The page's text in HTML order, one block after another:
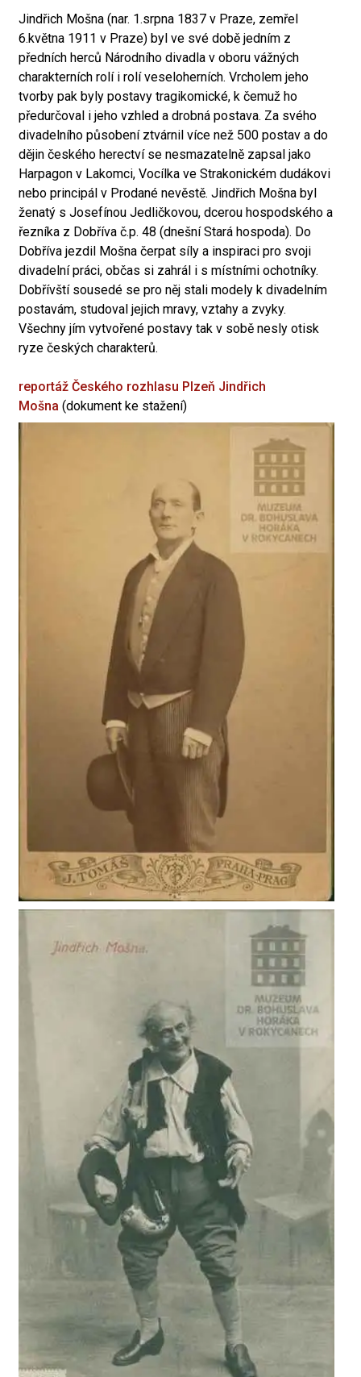
Jindřich Mošna (nar. 1.srpna 1837 v Praze, zemřel
6.května 1911 v Praze) byl ve své době jedním z
předních herců Národního divadla v oboru vážných
charakterních rolí i rolí veseloherních. Vrcholem jeho
tvorby pak byly postavy tragikomické, k čemuž ho
předurčoval i jeho vzhled a drobná postava. Za svého
divadelního působení ztvárnil více než 500 postav a do
dějin českého herectví se nesmazatelně zapsal jako
Harpagon v Lakomci, Vocílka ve Strakonickém dudákovi
nebo principál v Prodané nevěstě. Jindřich Mošna byl
ženatý s Josefínou Jedličkovou, dcerou hospodského a
řezníka z Dobříva č.p. 48 (dnešní Stará hospoda). Do
Dobříva jezdil Mošna čerpat síly a inspiraci pro svoji
divadelní práci, občas si zahrál i s místními ochotníky.
Dobřívští sousedé se pro něj stali modely k divadelním
postavám, studoval jejich mravy, vztahy a zvyky.
Všechny jím vytvořené postavy tak v sobě nesly otisk
ryze českých charakterů.
reportáž Českého rozhlasu Plzeň Jindřich
Mošna (dokument ke stažení)